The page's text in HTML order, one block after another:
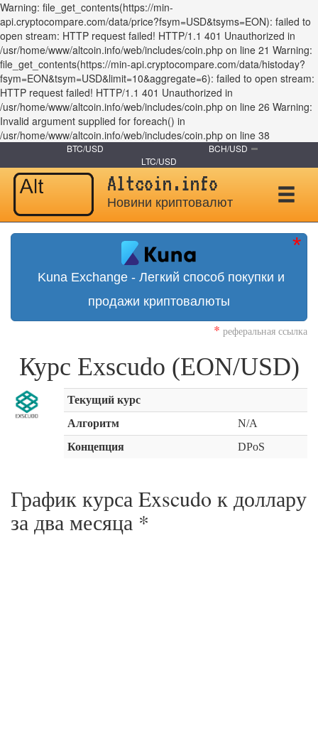
Warning: file_get_contents(https://min-
api.cryptocompare.com/data/price?fsym=USD&tsyms=EON): failed to
open stream: HTTP request failed! HTTP/1.1 401 Unauthorized in
/usr/home/www/altcoin.info/web/includes/coin.php on line 21 Warning:
file_get_contents(https://min-api.cryptocompare.com/data/histoday?
fsym=EON&tsym=USD&limit=10&aggregate=6): failed to open stream:
HTTP request failed! HTTP/1.1 401 Unauthorized in
/usr/home/www/altcoin.info/web/includes/coin.php on line 26 Warning:
Invalid argument supplied for foreach() in
/usr/home/www/altcoin.info/web/includes/coin.php on line 38
BTC/USD
BCH/USD
LTC/USD
Altcoin.info
Новини криптовалют
Kuna Exchange - Легкий способ покупки и
продажи криптовалюты
* реферальная ссылка
Курс Exscudo (EON/USD)
Текущий курс
Алгоритм
N/A
Концепция
DPoS
График курса Exscudo к доллару
за два месяца *